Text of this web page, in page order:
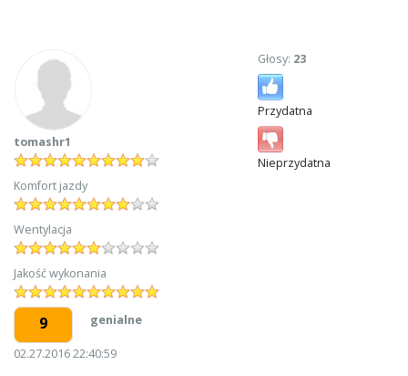
tomashr1
Komfort jazdy
Wentylacja
Jakość wykonania
Głosy: 23
Przydatna
Nieprzydatna
9 genialne
02.27.2016 22:40:59